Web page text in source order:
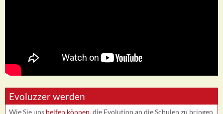
Evoluzzer werden
Wie Sie uns helfen können, die Evolution an die Schulen zu bringen